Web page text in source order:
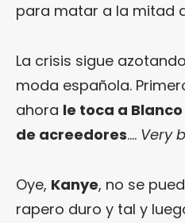
para matar a la mitad
La crisis sigue
moda española.
ahora le toca a
de acreedores…. Very
Oye, Kanye, no se
rapero duro y tal y